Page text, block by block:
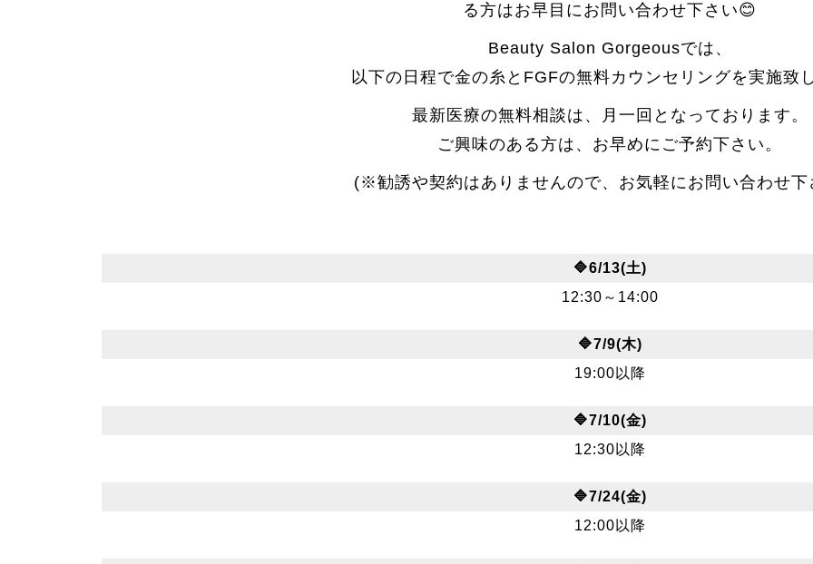
る方はお早目にお問い合わせ下さい😊
Beauty Salon Gorgeousでは、
以下の日程で金の糸とFGFの無料カウンセリングを実施致
最新医療の無料相談は、月一回となっております。
ご興味のある方は、お早めにご予約下さい。
(※勧誘や契約はありませんので、お気軽にお問い合わせ下
🔷6/13(土)
12:30～14:00
🔷7/9(木)
19:00以降
🔷7/10(金)
12:30以降
🔷7/24(金)
12:00以降